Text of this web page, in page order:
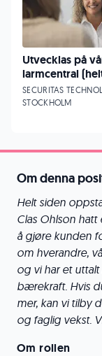
Om denna
Helt siden
Clas Ohlson
å gjøre kunden
om hverandre,
og vi har et
bærekraft. Hvis
mer, kan vi tilby
og faglig vekst.
Om rollen
Utvecklas på
larmcentral
SECURITAS
STOCKHOLM